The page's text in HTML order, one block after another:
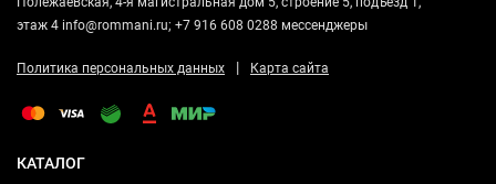
этаж 4 info@rommani.ru; +7 916 608 0288 мессенджеры
Политика персональных данных | Карта сайта
КАТАЛОГ